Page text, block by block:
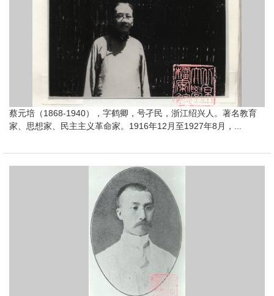
蔡元培（1868-1940），字鹤卿，号孑民，浙江绍兴人。著名教育
家、思想家、民主主义革命家。1916年12月至1927年8月，...